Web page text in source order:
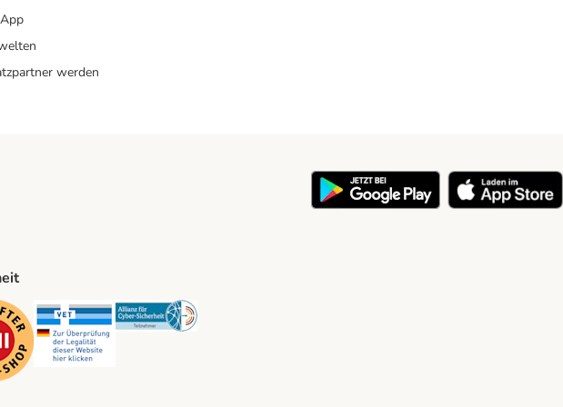
werden
Security Security Security